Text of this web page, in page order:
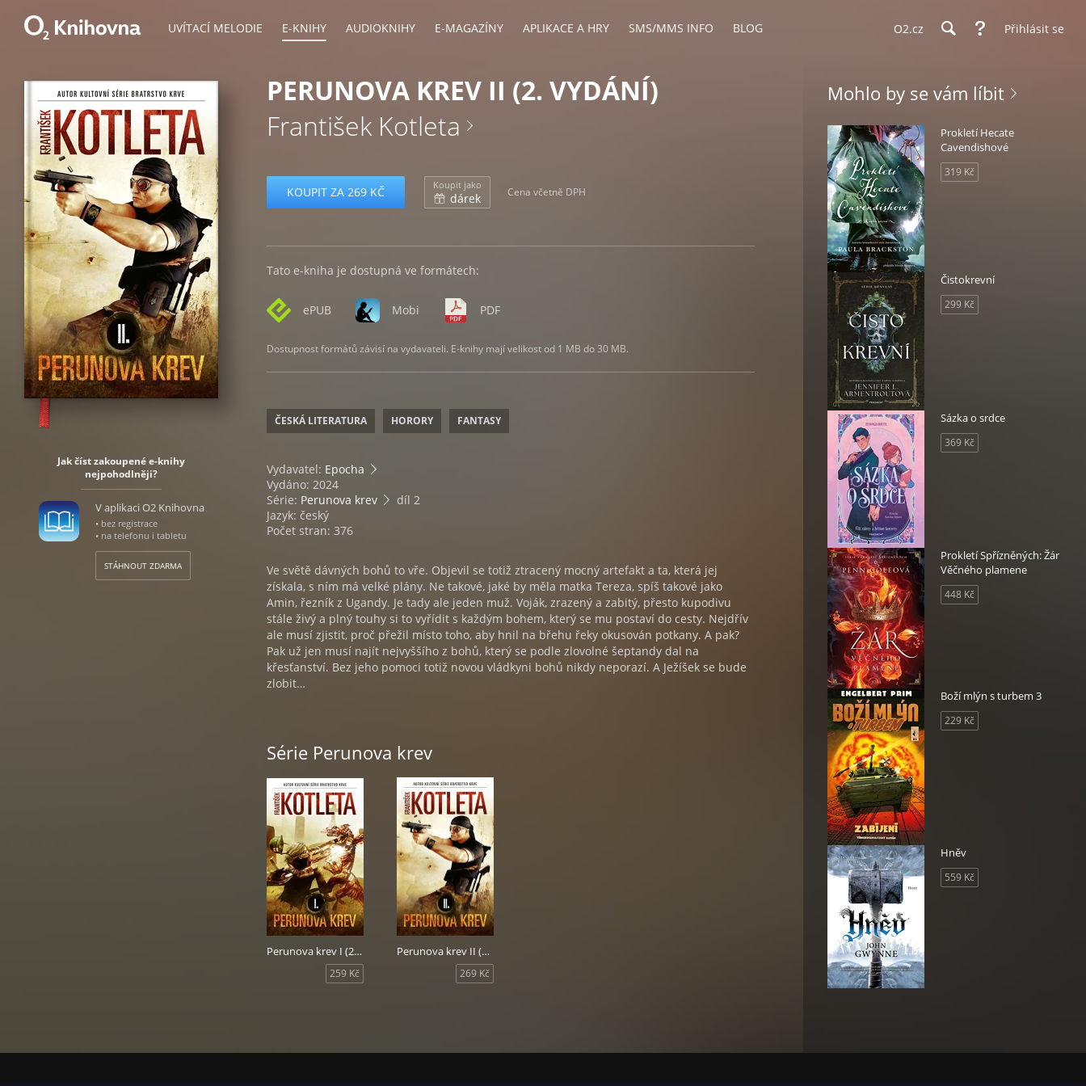
UVÍTACÍ MELODIE E-KNIHY AUDIOKNIHY E-MAGAZÍNY APLIKACE A HRY SMS/MMS INFO BLOG O2.cz Přihlásit se
Jak číst zakoupené e-knihy
nejpohodlněji?
V aplikaci O2 Knihovna
• bez registrace
• na telefonu i tabletu
STÁHNOUT ZDARMA
PERUNOVA KREV II (2. VYDÁNÍ)
František Kotleta
KOUPIT ZA 269 KČ Koupit jako
dárek Cena včetně DPH
Tato e-kniha je dostupná ve formátech:
ePUB Mobi PDF
Dostupnost formátů závisí na vydavateli. E-knihy mají velikost od 1 MB do 30 MB.
ČESKÁ LITERATURA HORORY FANTASY
Vydavatel: Epocha
Vydáno: 2024
Série: Perunova krev
díl 2
Jazyk: český
Počet stran: 376
Ve světě dávných bohů to vře. Objevil se totiž ztracený mocný artefakt a ta, která jej
získala, s ním má velké plány. Ne takové, jaké by měla matka Tereza, spíš takové jako
Amin, řezník z Ugandy. Je tady ale jeden muž. Voják, zrazený a zabitý, přesto kupodivu
stále živý a plný touhy si to vyřídit s každým bohem, který se mu postaví do cesty. Nejdřív
ale musí zjistit, proč přežil místo toho, aby hnil na břehu řeky okusován potkany. A pak?
Pak už jen musí najít nejvyššího z bohů, který se podle zlovolné šeptandy dal na
křesťanství. Bez jeho pomoci totiž novou vládkyni bohů nikdy neporazí. A Ježíšek se bude
zlobit…
Série Perunova krev
Perunova krev I (2. vydání)
259 Kč
Perunova krev II (2. vydání)
269 Kč
Mohlo by se vám líbit
Prokletí Hecate
Cavendishové
319 Kč
Čistokrevní
299 Kč
Sázka o srdce
369 Kč
Prokletí Spřízněných: Žár
Věčného plamene
448 Kč
Boží mlýn s turbem 3
229 Kč
Hněv
559 Kč